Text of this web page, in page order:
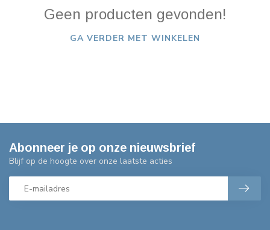
Geen producten gevonden!
GA VERDER MET WINKELEN
Abonneer je op onze nieuwsbrief
Blijf op de hoogte over onze laatste acties